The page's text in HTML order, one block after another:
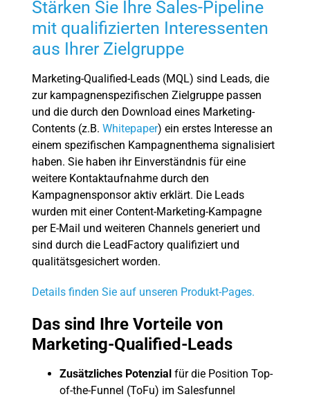
Stärken Sie Ihre Sales-Pipeline
mit qualifizierten Interessenten
aus Ihrer Zielgruppe
Marketing-Qualified-Leads (MQL) sind Leads, die
zur kampagnenspezifischen Zielgruppe passen
und die durch den Download eines Marketing-
Contents (z.B. Whitepaper) ein erstes Interesse an
einem spezifischen Kampagnenthema signalisiert
haben. Sie haben ihr Einverständnis für eine
weitere Kontaktaufnahme durch den
Kampagnensponsor aktiv erklärt. Die Leads
wurden mit einer Content-Marketing-Kampagne
per E-Mail und weiteren Channels generiert und
sind durch die LeadFactory qualifiziert und
qualitätsgesichert worden.
Details finden Sie auf unseren Produkt-Pages.
Das sind Ihre Vorteile von
Marketing-Qualified-Leads
Zusätzliches Potenzial für die Position Top-
of-the-Funnel (ToFu) im Salesfunnel